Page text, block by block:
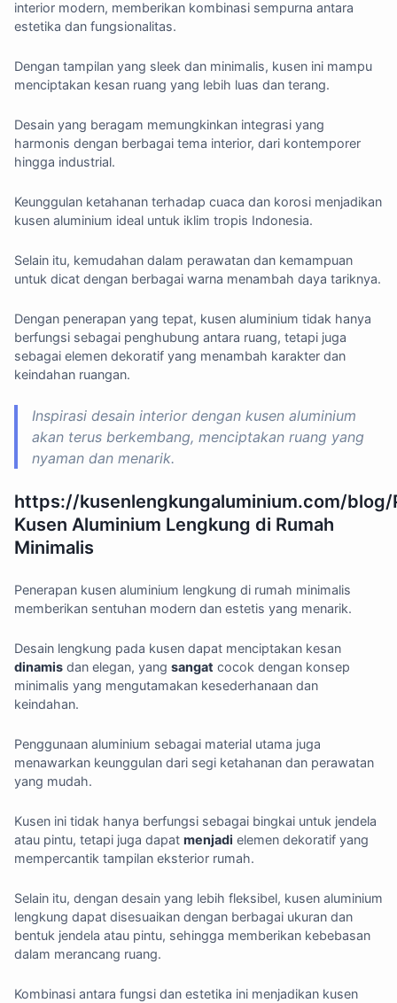
interior modern, memberikan kombinasi sempurna antara
estetika dan fungsionalitas.
Dengan tampilan yang sleek dan minimalis, kusen ini mampu
menciptakan kesan ruang yang lebih luas dan terang.
Desain yang beragam memungkinkan integrasi yang
harmonis dengan berbagai tema interior, dari kontemporer
hingga industrial.
Keunggulan ketahanan terhadap cuaca dan korosi menjadikan
kusen aluminium ideal untuk iklim tropis Indonesia.
Selain itu, kemudahan dalam perawatan dan kemampuan
untuk dicat dengan berbagai warna menambah daya tariknya.
Dengan penerapan yang tepat, kusen aluminium tidak hanya
berfungsi sebagai penghubung antara ruang, tetapi juga
sebagai elemen dekoratif yang menambah karakter dan
keindahan ruangan.
Inspirasi desain interior dengan kusen aluminium
akan terus berkembang, menciptakan ruang yang
nyaman dan menarik.
https://kusenlengkungaluminium.com/blog/
Kusen Aluminium Lengkung di Rumah
Minimalis
Penerapan kusen aluminium lengkung di rumah minimalis
memberikan sentuhan modern dan estetis yang menarik.
Desain lengkung pada kusen dapat menciptakan kesan
dinamis dan elegan, yang sangat cocok dengan konsep
minimalis yang mengutamakan kesederhanaan dan
keindahan.
Penggunaan aluminium sebagai material utama juga
menawarkan keunggulan dari segi ketahanan dan perawatan
yang mudah.
Kusen ini tidak hanya berfungsi sebagai bingkai untuk jendela
atau pintu, tetapi juga dapat menjadi elemen dekoratif yang
mempercantik tampilan eksterior rumah.
Selain itu, dengan desain yang lebih fleksibel, kusen aluminium
lengkung dapat disesuaikan dengan berbagai ukuran dan
bentuk jendela atau pintu, sehingga memberikan kebebasan
dalam merancang ruang.
Kombinasi antara fungsi dan estetika ini menjadikan kusen